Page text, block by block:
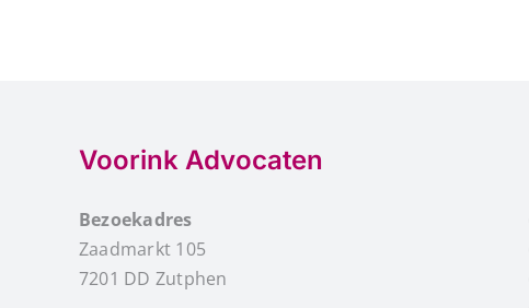
Voorink Advocaten
Bezoekadres
Zaadmarkt 105
7201 DD Zutphen